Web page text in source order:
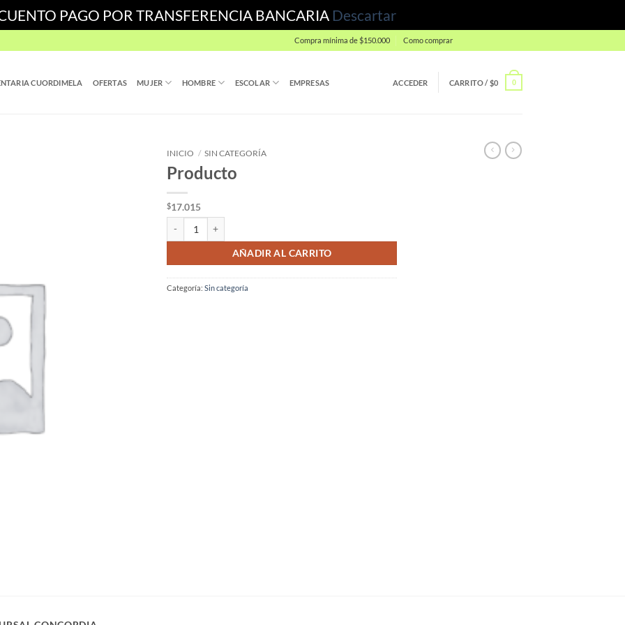
PAGO POR TRANSFERENCIA BANCARIA Descartar
Compra mínima de $150.000 Como comprar
CUORDIMELA OFERTAS MUJER HOMBRE ESCOLAR EMPRESAS ACCEDER CARRITO /$0 0
INICIO / SIN CATEGORÍA
Producto
$17.015
AÑADIR AL CARRITO
Categoría: Sin categoría